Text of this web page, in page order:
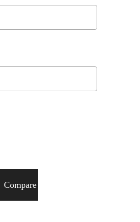
Compare